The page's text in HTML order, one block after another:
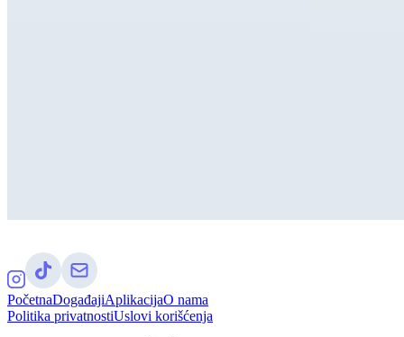
PočetnaDogađajiAplikacijaO nama
Politika privatnostiUslovi korišćenja